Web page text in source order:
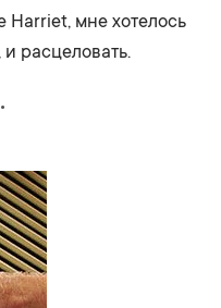
Harriet, мне хотелось
расцеловать.